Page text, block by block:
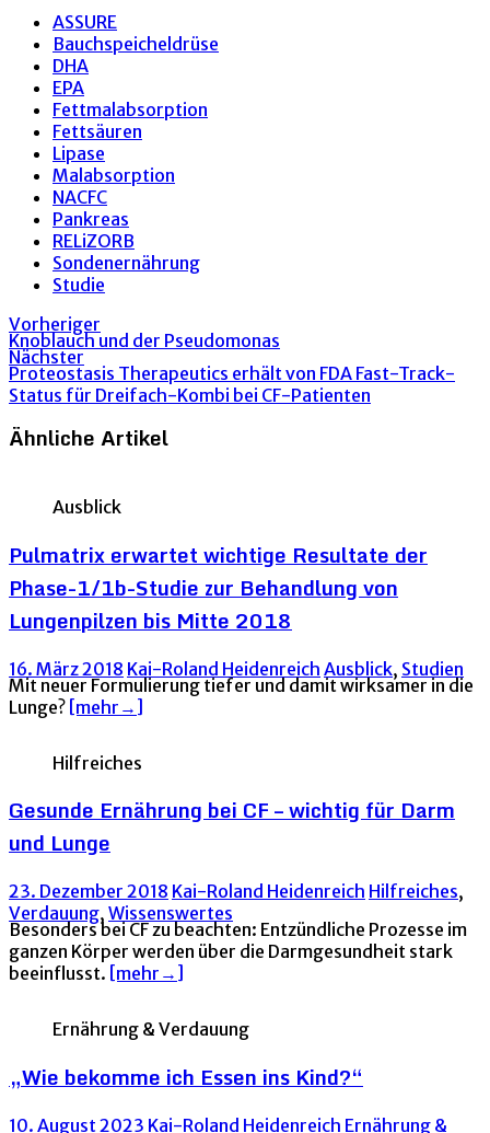
ASSURE
Bauchspeicheldrüse
DHA
EPA
Fettmalabsorption
Fettsäuren
Lipase
Malabsorption
NACFC
Pankreas
RELiZORB
Sondenernährung
Studie
Vorheriger
Knoblauch und der Pseudomonas
Nächster
Proteostasis Therapeutics erhält von FDA Fast-Track-
Status für Dreifach-Kombi bei CF-Patienten
Ähnliche Artikel
Ausblick
Pulmatrix erwartet wichtige Resultate der
Phase-1/1b-Studie zur Behandlung von
Lungenpilzen bis Mitte 2018
16. März 2018 Kai-Roland Heidenreich Ausblick, Studien
Mit neuer Formulierung tiefer und damit wirksamer in die
Lunge? [mehr→]
Hilfreiches
Gesunde Ernährung bei CF – wichtig für Darm
und Lunge
23. Dezember 2018 Kai-Roland Heidenreich Hilfreiches,
Verdauung, Wissenswertes
Besonders bei CF zu beachten: Entzündliche Prozesse im
ganzen Körper werden über die Darmgesundheit stark
beeinflusst. [mehr→]
Ernährung & Verdauung
„Wie bekomme ich Essen ins Kind?“
10. August 2023 Kai-Roland Heidenreich Ernährung &